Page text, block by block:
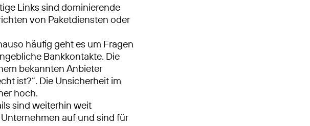
Links sind dominierende
von Paketdiensten oder
häufig geht es um Fragen
Bankkontakte. Die
bekannten Anbieter
ist?“. Die Unsicherheit im
hoch.
sind weiterhin weit
auf und sind für